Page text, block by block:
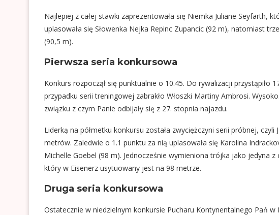
Najlepiej z całej stawki zaprezentowała się Niemka Juliane Seyfarth,
uplasowała się Słowenka Nejka Repinc Zupancic (92 m), natomiast
(90,5 m).
Pierwsza seria konkursowa
Konkurs rozpoczął się punktualnie o 10.45. Do rywalizacji przystąpiło
przypadku serii treningowej zabrakło Włoszki Martiny Ambrosi.
związku z czym Panie odbijały się z 27. stopnia najazdu.
Liderką na półmetku konkursu została zwyciężczyni serii próbnej, czyli
metrów. Zaledwie o 1.1 punktu za nią uplasowała się Karolina
Michelle Goebel (98 m). Jednocześnie wymieniona trójka jako jedyna
który w Eisenerz usytuowany jest na 98 metrze.
Druga seria konkursowa
Ostatecznie w niedzielnym konkursie Pucharu Kontynentalnego Pań w